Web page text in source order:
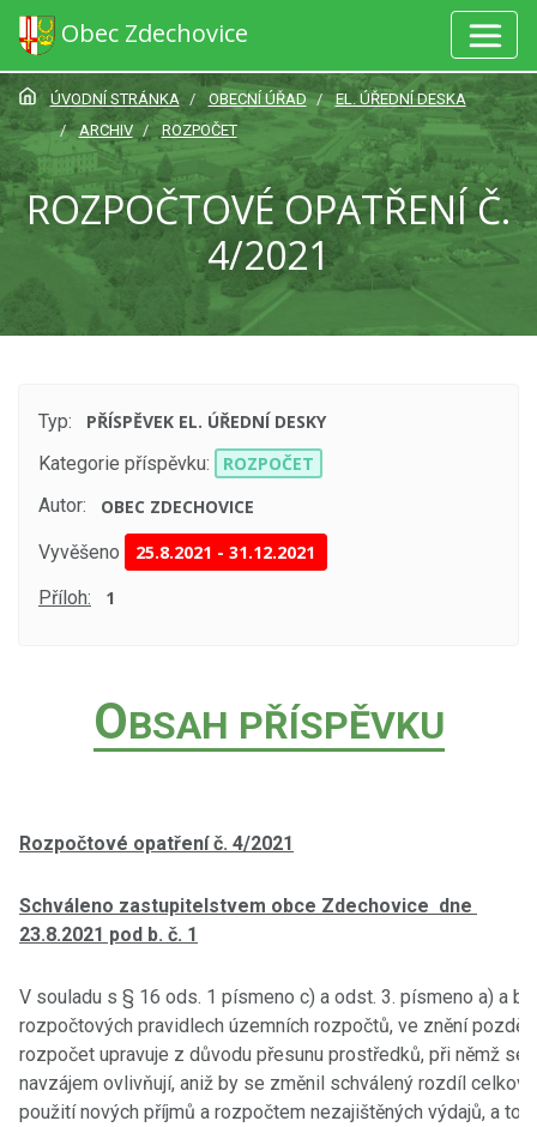
Obec Zdechovice
ÚVODNÍ STRÁNKA OBECNÍ ÚŘAD
EL. ÚŘEDNÍ DESKA
ARCHIV
ROZPOČET
ROZPOČTOVÉ OPATŘENÍ Č.
4/2021
Typ:
PŘÍSPĚVEK EL. ÚŘEDNÍ DESKY
Kategorie příspěvku:
ROZPOČET
Autor:
OBEC ZDECHOVICE
Vyvěšeno 25.8.2021 -31.12.2021
Příloh: 1
OBSAH PŘÍSPĚVKU
Rozpočtové opatření č. 4/2021
Schváleno zastupitelstvem obce Zdechovice dne
23.8.2021 pod b. č. 1
V souladu s § 16 ods. 1 písmeno c) a odst. 3. písmeno a) a
rozpočtových pravidlech územních rozpočtů, ve znění
rozpočet upravuje z důvodu přesunu prostředků, při němž se
navzájem ovlivňují, aniž by se změnil schválený rozdíl
použití nových příjmů a rozpočtem nezajištěných výdajů, a to